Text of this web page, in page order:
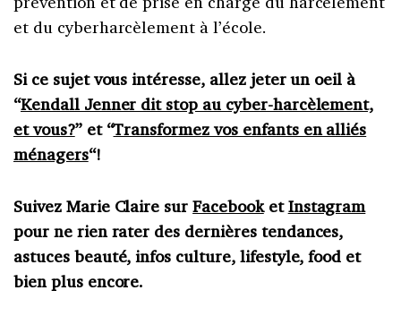
et du cyberharcèlement à l’école.
Si ce sujet vous intéresse, allez jeter un oeil à
“Kendall Jenner dit stop au cyber-harcèlement,
et vous?” et “Transformez vos enfants en alliés
ménagers“!
Suivez Marie Claire surFacebooketInstagram
pour ne rien rater des dernières tendances,
astuces beauté, infos culture, lifestyle, food et
bien plus encore.